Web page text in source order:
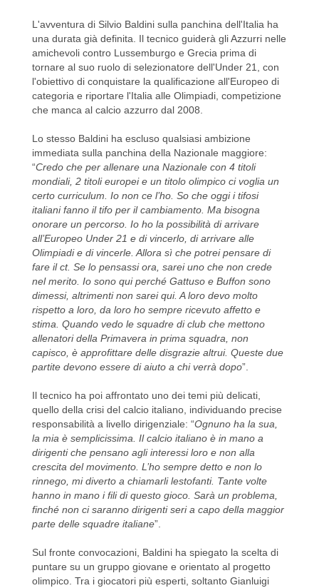
L'avventura di Silvio Baldini sulla panchina dell'Italia ha
una durata già definita. Il tecnico guiderà gli Azzurri nelle
amichevoli contro Lussemburgo e Grecia prima di
tornare al suo ruolo di selezionatore dell'Under 21, con
l'obiettivo di conquistare la qualificazione all'Europeo di
categoria e riportare l'Italia alle Olimpiadi, competizione
che manca al calcio azzurro dal 2008.
Lo stesso Baldini ha escluso qualsiasi ambizione
immediata sulla panchina della Nazionale maggiore:
“Credo che per allenare una Nazionale con 4 titoli
mondiali, 2 titoli europei e un titolo olimpico ci voglia un
certo curriculum. Io non ce l’ho. So che oggi i tifosi
italiani fanno il tifo per il cambiamento. Ma bisogna
onorare un percorso. Io ho la possibilità di arrivare
all’Europeo Under 21 e di vincerlo, di arrivare alle
Olimpiadi e di vincerle. Allora sì che potrei pensare di
fare il ct. Se lo pensassi ora, sarei uno che non crede
nel merito. Io sono qui perché Gattuso e Buffon sono
dimessi, altrimenti non sarei qui. A loro devo molto
rispetto a loro, da loro ho sempre ricevuto affetto e
stima. Quando vedo le squadre di club che mettono
allenatori della Primavera in prima squadra, non
capisco, è approfittare delle disgrazie altrui. Queste due
partite devono essere di aiuto a chi verrà dopo”.
Il tecnico ha poi affrontato uno dei temi più delicati,
quello della crisi del calcio italiano, individuando precise
responsabilità a livello dirigenziale: “Ognuno ha la sua,
la mia è semplicissima. Il calcio italiano è in mano a
dirigenti che pensano agli interessi loro e non alla
crescita del movimento. L’ho sempre detto e non lo
rinnego, mi diverto a chiamarli lestofanti. Tante volte
hanno in mano i fili di questo gioco. Sarà un problema,
finché non ci saranno dirigenti seri a capo della maggior
parte delle squadre italiane”.
Sul fronte convocazioni, Baldini ha spiegato la scelta di
puntare su un gruppo giovane e orientato al progetto
olimpico. Tra i giocatori più esperti, soltanto Gianluigi